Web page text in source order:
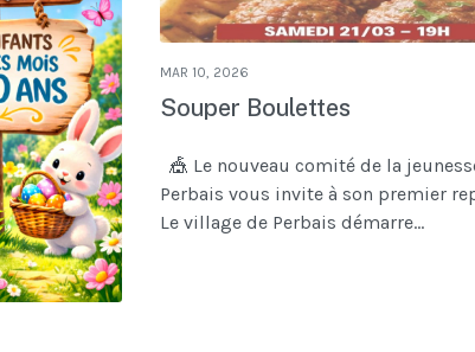
MAR 10, 2026
Souper Boulettes
🎪 Le nouveau comité de la
Perbais vous invite à son premier
Le village de Perbais démarre...